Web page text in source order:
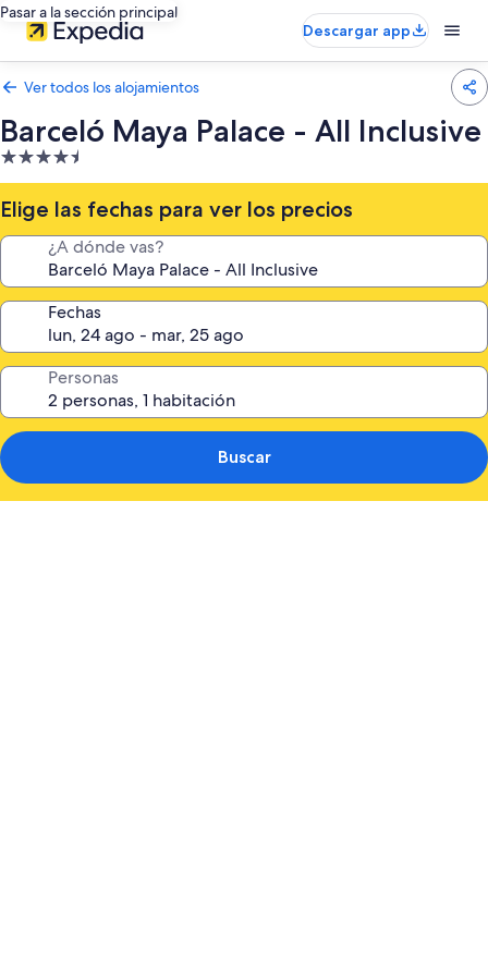
Pasar a la sección principal
Descargar app
Ver todos los alojamientos
Barceló Maya Palace - All Inclusive
Alojamiento
de
4.5 estrellas
Elige las fechas para ver los precios
¿A dónde vas?
Fechas
Personas
Buscar